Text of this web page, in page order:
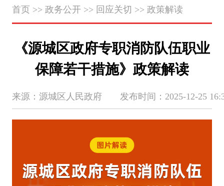
首页 >> 政务公开>> 回应关切 >> 政策解读
《源城区政府专职消防队伍职业
保障若干措施》政策解读
来源：源城区人民政府 发布时间：2025-12-25